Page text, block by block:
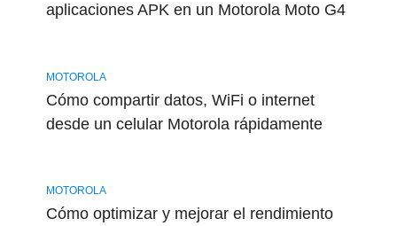
aplicaciones APK en un Motorola Moto G4
MOTOROLA
Cómo compartir datos, WiFi o internet
desde un celular Motorola rápidamente
MOTOROLA
Cómo optimizar y mejorar el rendimiento